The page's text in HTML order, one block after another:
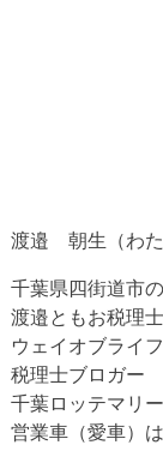
渡邉 朝生（わ
千葉県四街道市
渡邉ともお税理
ウェイオブライ
税理士ブロガー
千葉ロッテマリ
営業車（愛車）